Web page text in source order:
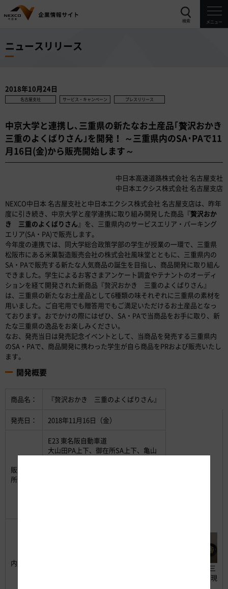
検索 メニュー
ニュースリリース
2018年10月24日
名古屋支社 サービス・キャンペーン プレスリリース
中京大学と連携し､三重県の新たなお土産品｢贅沢おかき
三重のよくばりさん｣を開発！ ～三重県内のSA･PAで11
月16日(金)から販売開始します～
中日本高速道路株式会社 名古屋支社
中日本エクシス株式会社 名古屋支店
NEXCO中日本 名古屋支社と中日本エクシス株式会社 名古屋支店は、昨年
度に引き続き、中京大学と産学連携に取り組み開発した商品『贅沢おか
き 三重のよくばりさん 』を、三重県内のサービスエリア・パーキング
エリア(SA・PA)で販売します。
今年度の連携では、同大学総合政策学部の学生が授業の一環で、三重県
松阪市にある米菓製造販売会社の株式会社風味堂とともに、三重県内の
SA・PAで販売する新たな人気商品の誕生を目指し、商品開発に取り組ん
できました。学生によるお客さまアンケート調査やテナントのオーディ
ションを経て開発された新商品『贅沢おかき 三重のよくばりさん』
は、三重県の新たなお土産品として6種類の味それぞれに三重県の素材を
用いました。ご自宅用でも贈答用でもご満足いただけるお土産品となっ
ております。おでかけの際にはぜひ、SA・PAで当商品をお手に取り、新
たな三重県の逸品をお楽しみください。
なお、発売当日は発売記念イベントとして、当商品を発売する三重県内
のSA・PAで、商品開発に携わった学生が自ら商品をPRおよび販売いたし
ます。
開発概要
商品名： 『贅沢おかき 三重のよくばりさん』
発売日： 2018年11月16日（金）
6種類の味で三
重の魅力を表現
販売箇
所：
E23 東名阪自動車道
大山田PA上下、御在所SA上下、亀山
内容：